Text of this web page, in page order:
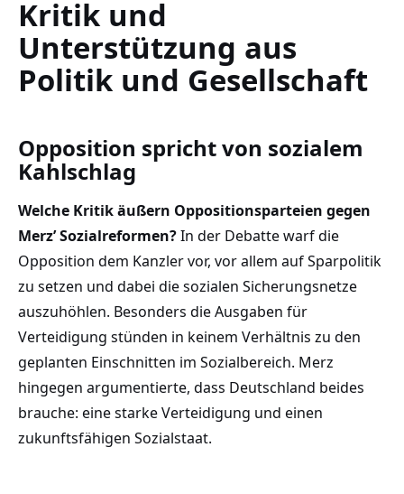
Kritik und
Unterstützung aus
Politik und Gesellschaft
Opposition spricht von sozialem
Kahlschlag
Welche Kritik äußern Oppositionsparteien gegen
Merz’ Sozialreformen?In der Debatte warf die
Opposition dem Kanzler vor, vor allem auf Sparpolitik
zu setzen und dabei die sozialen Sicherungsnetze
auszuhöhlen. Besonders die Ausgaben für
Verteidigung stünden in keinem Verhältnis zu den
geplanten Einschnitten im Sozialbereich. Merz
hingegen argumentierte, dass Deutschland beides
brauche: eine starke Verteidigung und einen
zukunftsfähigen Sozialstaat.